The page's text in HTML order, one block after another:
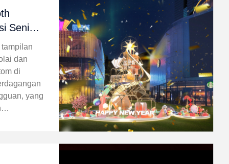
Seni
dan
di
yang